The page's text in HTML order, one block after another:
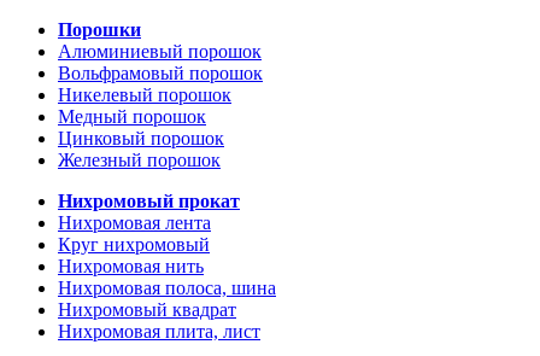
Порошки
Алюминиевый порошок
Вольфрамовый порошок
Никелевый порошок
Медный порошок
Цинковый порошок
Железный порошок
Нихромовый прокат
Нихромовая лента
Круг нихромовый
Нихромовая нить
Нихромовая полоса, шина
Нихромовый квадрат
Нихромовая плита, лист